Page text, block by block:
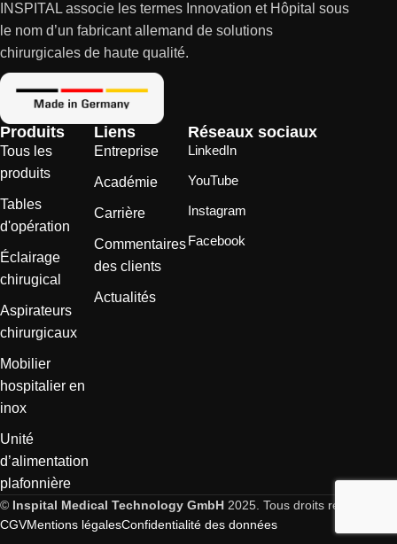
INSPITAL associe les termes Innovation et Hôpital sous
le nom d’un fabricant allemand de solutions
chirurgicales de haute qualité.
Produits
Tous les
produits
Tables
d'opération
Éclairage
chirugical
Aspirateurs
chirurgicaux
Mobilier
hospitalier en
inox
Unité
d’alimentation
plafonnière
Liens
Entreprise
Académie
Carrière
Commentaires
des clients
Actualités
Réseaux sociaux
LinkedIn
YouTube
Instagram
Facebook
© Inspital Medical Technology GmbH 2025. Tous droits réservés.
CGVMentions légalesConfidentialité des données